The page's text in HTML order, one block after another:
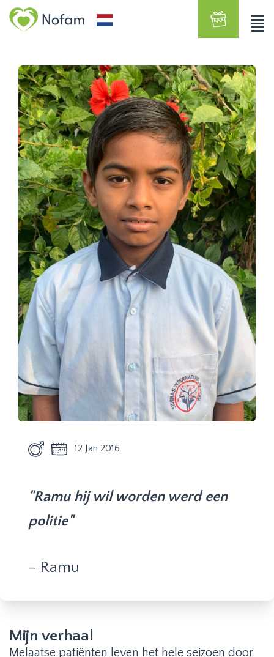
12 Jan 2016
"Ramu hij wil worden werd een
politie"
- Ramu
Mijn verhaal
Melaatse patiënten leven het hele seizoen door